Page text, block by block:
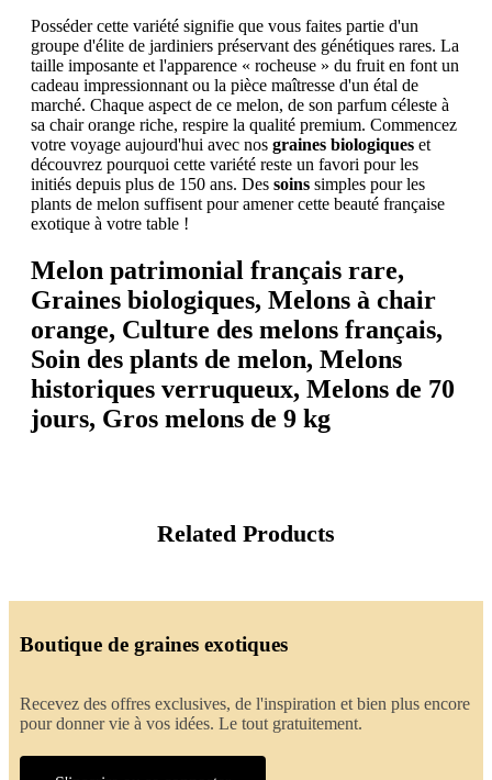
Posséder cette variété signifie que vous faites partie d'un
groupe d'élite de jardiniers préservant des génétiques rares. La
taille imposante et l'apparence « rocheuse » du fruit en font un
cadeau impressionnant ou la pièce maîtresse d'un étal de
marché. Chaque aspect de ce melon, de son parfum céleste à
sa chair orange riche, respire la qualité premium. Commencez
votre voyage aujourd'hui avec nos graines biologiques et
découvrez pourquoi cette variété reste un favori pour les
initiés depuis plus de 150 ans. Des soins simples pour les
plants de melon suffisent pour amener cette beauté française
exotique à votre table !
Melon patrimonial français rare,
Graines biologiques, Melons à chair
orange, Culture des melons français,
Soin des plants de melon, Melons
historiques verruqueux, Melons de 70
jours, Gros melons de 9 kg
Related Products
Boutique de graines exotiques
Recevez des offres exclusives, de l'inspiration et bien plus encore
pour donner vie à vos idées. Le tout gratuitement.